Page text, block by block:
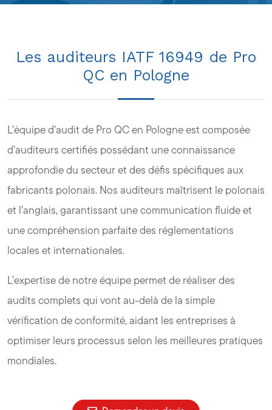
Les auditeurs IATF 16949 de Pro
QC en Pologne
L’équipe d’audit de Pro QC en Pologne est composée
d’auditeurs certifiés possédant une connaissance
approfondie du secteur et des défis spécifiques aux
fabricants polonais. Nos auditeurs maîtrisent le polonais
et l’anglais, garantissant une communication fluide et
une compréhension parfaite des réglementations
locales et internationales.
L’expertise de notre équipe permet de réaliser des
audits complets qui vont au-delà de la simple
vérification de conformité, aidant les entreprises à
optimiser leurs processus selon les meilleures pratiques
mondiales.